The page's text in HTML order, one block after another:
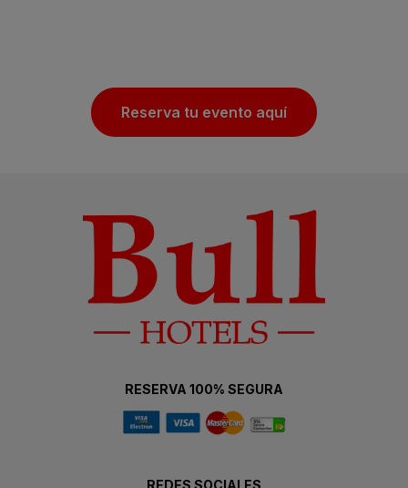
Reserva tu evento aquí
RESERVA 100% SEGURA
REDES SOCIALES